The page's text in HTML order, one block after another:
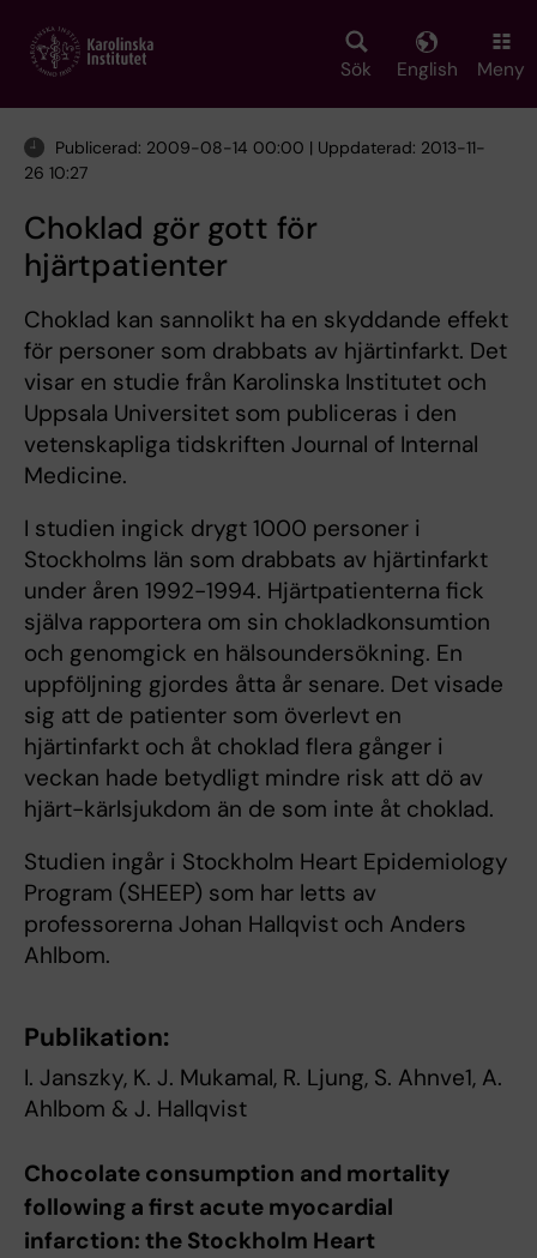
main
Sök English Meny
Publicerad: 2009-08-14 00:00 | Uppdaterad: 2013-11-
26 10:27
Choklad gör gott för
hjärtpatienter
Choklad kan sannolikt ha en skyddande effekt
för personer som drabbats av hjärtinfarkt. Det
visar en studie från Karolinska Institutet och
Uppsala Universitet som publiceras i den
vetenskapliga tidskriften Journal of Internal
Medicine.
I studien ingick drygt 1000 personer i
Stockholms län som drabbats av hjärtinfarkt
under åren 1992-1994. Hjärtpatienterna fick
själva rapportera om sin chokladkonsumtion
och genomgick en hälsoundersökning. En
uppföljning gjordes åtta år senare. Det visade
sig att de patienter som överlevt en
hjärtinfarkt och åt choklad flera gånger i
veckan hade betydligt mindre risk att dö av
hjärt-kärlsjukdom än de som inte åt choklad.
Studien ingår i Stockholm Heart Epidemiology
Program (SHEEP) som har letts av
professorerna Johan Hallqvist och Anders
Ahlbom.
Publikation:
I. Janszky, K. J. Mukamal, R. Ljung, S. Ahnve1, A.
Ahlbom & J. Hallqvist
Chocolate consumption and mortality
following a first acute myocardial
infarction: the Stockholm Heart